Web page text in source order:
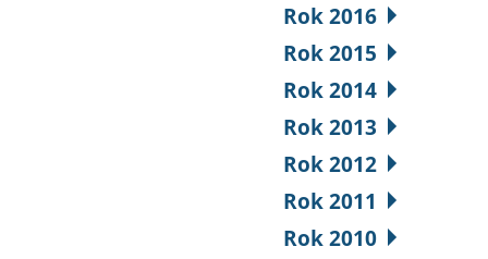
Rok 2016
Rok 2015
Rok 2014
Rok 2013
Rok 2012
Rok 2011
Rok 2010